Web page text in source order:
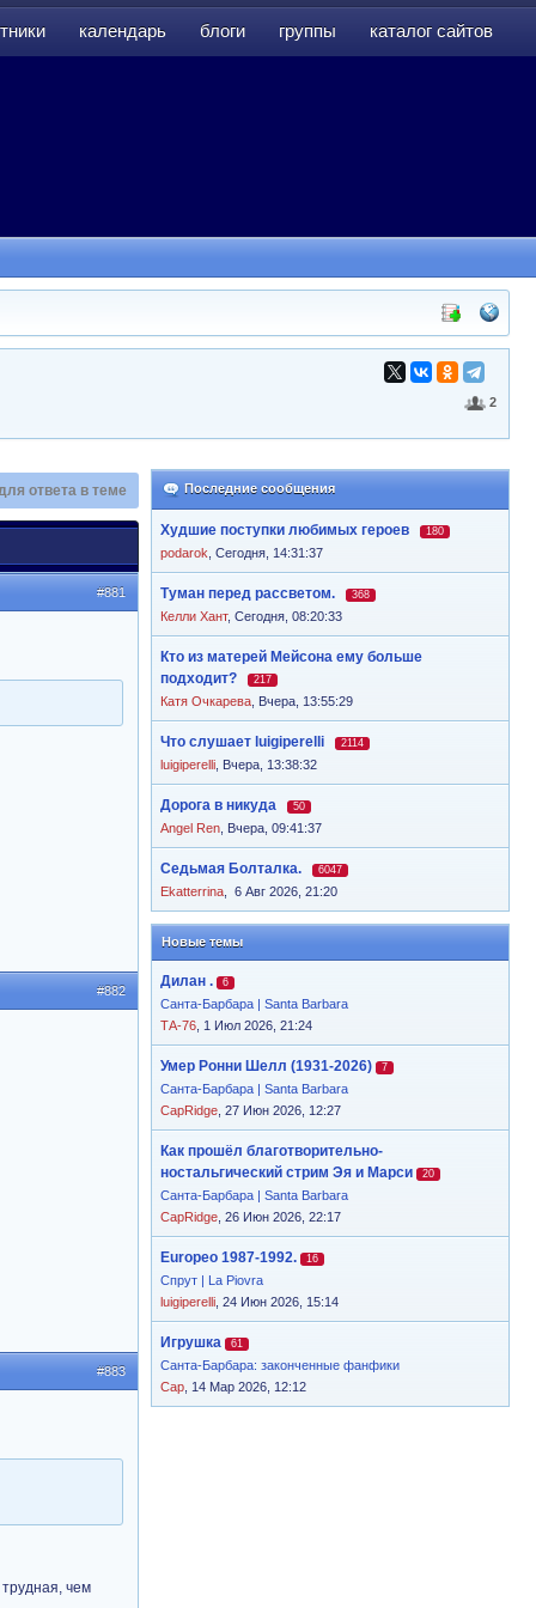
календарь блоги группы каталог сайтов
2
Последние сообщения
Худшие поступки любимых героев 180
podarok Сегодня, 14:31:37
Туман перед рассветом. 368
Келли Хант, Сегодня, 08:20:33
Кто из матерей Мейсона ему больше
подходит?
217
Катя Очкарева Вчера, 13:55:29
Что слушает luigiperelli 2114
luigiperelli Вчера, 13:38:32
Дорога в никуда 50
Angel Ren Вчера, 09:41:37
Седьмая Болталка. 6047
Ekatterrina 6 Авг 2026, 21:20
Новые темы
Дилан . 6
Санта-Барбара | Santa Barbara
ТА-76 , 1 Июл 2026, 21:24
Умер Ронни Шелл (1931-2026) 7
Санта-Барбара | Santa Barbara
CapRidge , 27 Июн 2026, 12:27
Как прошёл благотворительно-
ностальгический стрим Эя и Марси
20
Санта-Барбара | Santa Barbara
CapRidge , 26 Июн 2026, 22:17
Europeo 1987-1992. 16
Спрут | La Piovra
luigiperelli , 24 Июн 2026, 15:14
Игрушка 61
Санта-Барбара: законченные фанфики
Cap , 14 Мар 2026, 12:12
ответа в теме
#881
#882
#883
чем